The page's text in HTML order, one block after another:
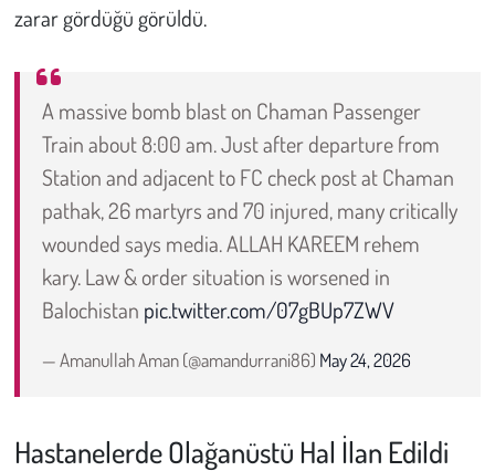
zarar gördüğü görüldü.
A massive bomb blast on Chaman Passenger
Train about 8:00 am. Just after departure from
Station and adjacent to FC check post at Chaman
pathak, 26 martyrs and 70 injured, many critically
wounded says media. ALLAH KAREEM rehem
kary. Law & order situation is worsened in
Balochistan pic.twitter.com/07gBUp7ZWV
— Amanullah Aman (@amandurrani86) May 24, 2026
Hastanelerde Olağanüstü Hal İlan Edildi
Eğlence